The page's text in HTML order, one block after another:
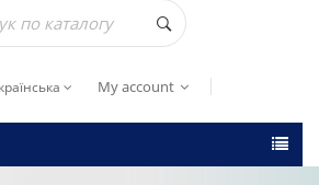
My account